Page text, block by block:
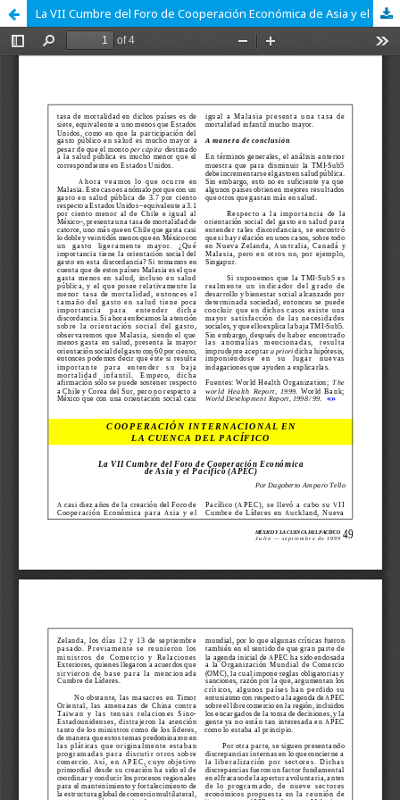
La VII Cumbre del Foro de Cooperación Económica de Asia y el Pacífico (APEC